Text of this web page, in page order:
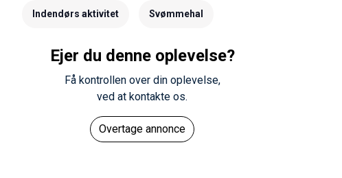
Indendørs aktivitet Svømmehal
Ejer du denne oplevelse?
Få kontrollen over din oplevelse,
ved at kontakte os.
Overtage annonce